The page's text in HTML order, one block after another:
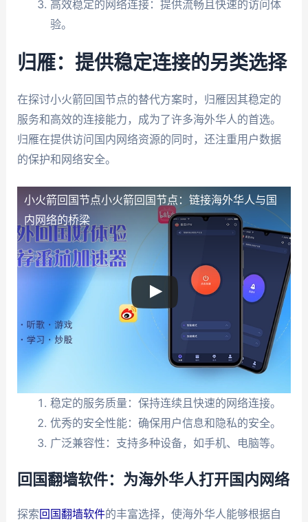
高效稳定的网络连接：提供流畅且快速的访问体
验。
归雁：提供稳定连接的另类选择
在探讨小火箭回国节点的替代方案时，归雁因其稳定的
服务和高效的连接能力，成为了许多海外华人的首选。
归雁在提供访问国内网络资源的同时，还注重用户数据
的保护和网络安全。
小火箭回国节点小火箭回国节点：链接海外华人与国
内网络的桥梁
稳定的服务质量：保持连续且快速的网络连接。
优秀的安全性能：确保用户信息和隐私的安全。
广泛兼容性：支持多种设备，如手机、电脑等。
回国翻墙软件：为海外华人打开国内网络
探索回国翻墙软件的丰富选择，使海外华人能够根据自